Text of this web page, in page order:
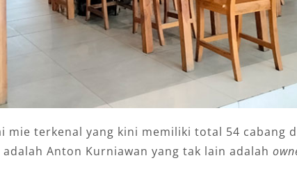
mie terkenal yang kini memiliki total 54 cabang
Anton Kurniawan yang tak lain adalah